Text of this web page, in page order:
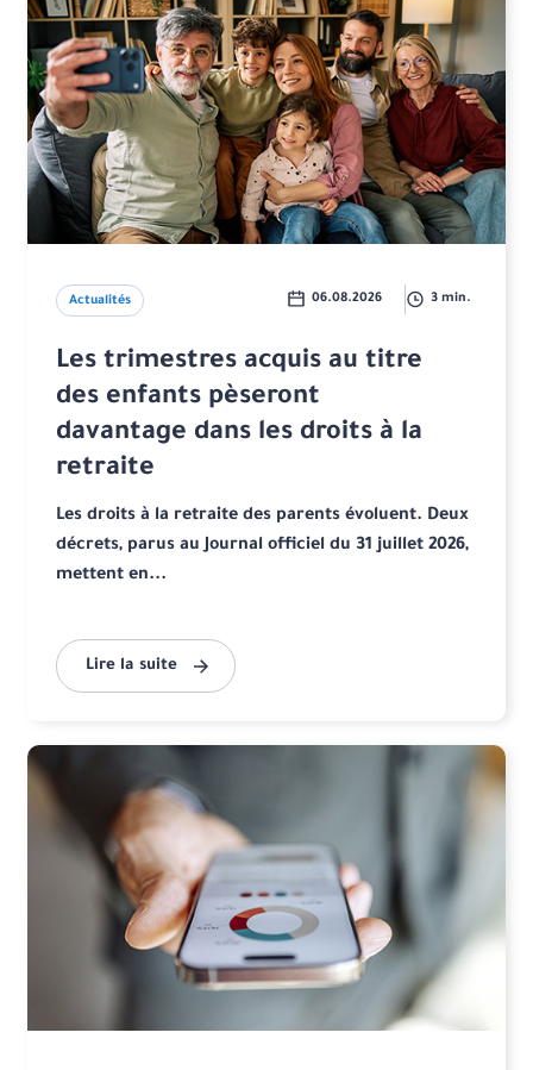
Actualités 06.08.2026 3 min.
Les trimestres acquis au titre
des enfants pèseront
davantage dans les droits à la
retraite
Les droits à la retraite des parents évoluent. Deux
décrets, parus au Journal officiel du 31 juillet 2026,
mettent en...
Lire la suite